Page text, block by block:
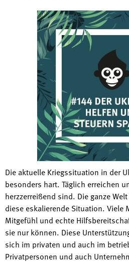
Die aktuelle Kriegssituation in der
besonders hart. Täglich erreichen
herzzerreißend sind. Die ganze
diese eskalierende Situation. Viele
Mitgefühl und echte
sie nur können. Diese
sich im privaten und auch im
Privatpersonen und auch